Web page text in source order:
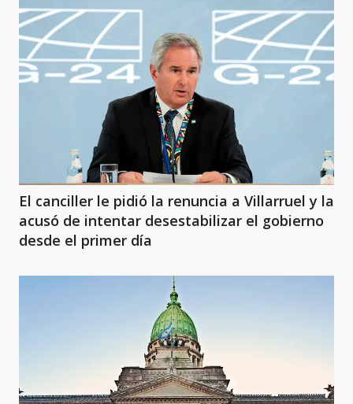
El canciller le pidió la renuncia a Villarruel y la
acusó de intentar desestabilizar el gobierno
desde el primer día